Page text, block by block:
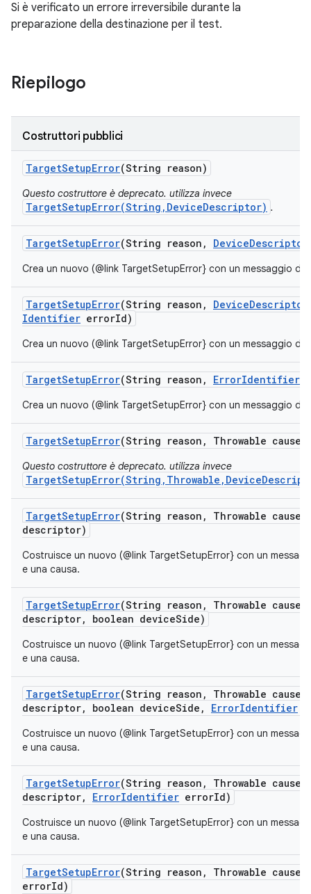
Si è verificato un errore irreversibile durante la
preparazione della destinazione per il test.
Riepilogo
Costruttori pubblici
TargetSetupError(String reason)
Questo costruttore è deprecato. utilizza invece
TargetSetupError(String,DeviceDescriptor) .
TargetSetupError(String reason , DeviceDescriptor
Crea un nuovo (@link TargetSetupError} con un messaggio di
TargetSetupError(String reason , DeviceDescriptor
Identifier errorId)
Crea un nuovo (@link TargetSetupError} con un messaggio di
TargetSetupError(String reason , ErrorIdentifier
Crea un nuovo (@link TargetSetupError} con un messaggio di
TargetSetupError(String reason , Throwable cause)
Questo costruttore è deprecato. utilizza invece
TargetSetupError(String reason , Throwable cause
descriptor)
Costruisce un nuovo (@link TargetSetupError} con un
e una causa.
TargetSetupError(String reason , Throwable cause
descriptor, boolean deviceSide)
Costruisce un nuovo (@link TargetSetupError} con un
e una causa.
TargetSetupError(String reason , Throwable cause
descriptor, boolean deviceSide , ErrorIdentifier
Costruisce un nuovo (@link TargetSetupError} con un
e una causa.
TargetSetupError(String reason , Throwable cause
descriptor, ErrorIdentifier errorId)
Costruisce un nuovo (@link TargetSetupError} con un
e una causa.
TargetSetupError(String reason , Throwable cause
errorId)